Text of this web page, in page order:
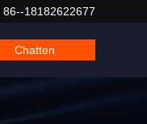
86--18182622677
Chatten